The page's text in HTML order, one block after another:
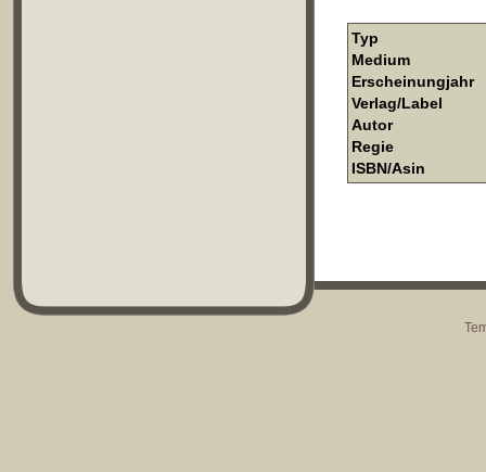
Typ
Medium
Erscheinungjahr
Verlag/Label
Autor
Regie
ISBN/Asin